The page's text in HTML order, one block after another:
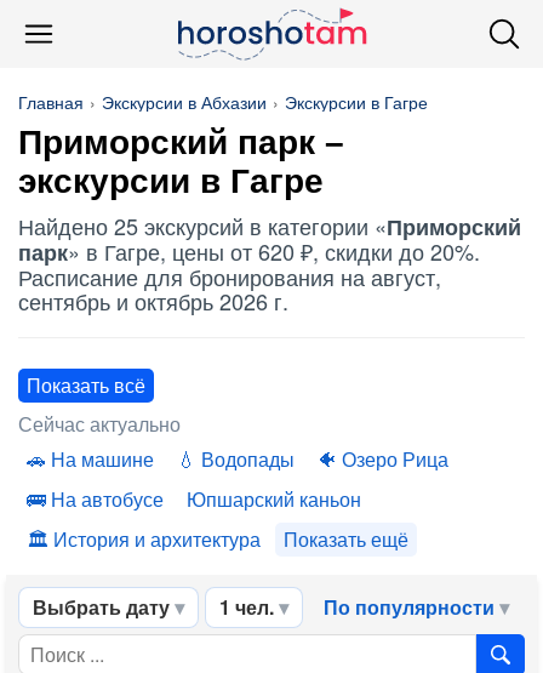
Главная Экскурсии в Абхазии Экскурсии в Гагре
Приморский парк –
экскурсии в Гагре
Найдено 25 экскурсий в категории «Приморский
парк» в Гагре, цены от 620 ₽, скидки до 20%.
Расписание для бронирования на август,
сентябрь и октябрь 2026 г.
Показать всё
Сейчас актуально
На машине
Водопады
Озеро Рица
На автобусе
Юпшарский каньон
История и архитектура
Показать ещё
Выбрать дату 1 чел. По популярности